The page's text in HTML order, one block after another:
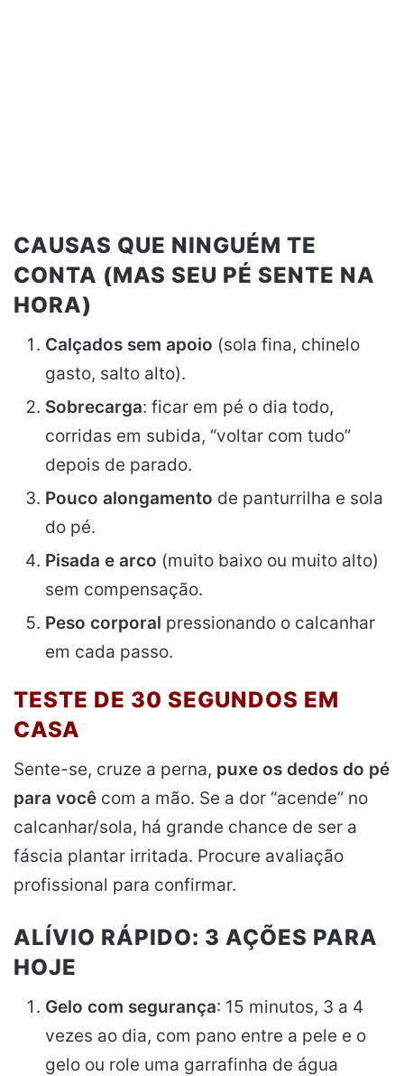
CAUSAS QUE NINGUÉM TE
CONTA (MAS SEU PÉ SENTE NA
HORA)
Calçados sem apoio (sola fina, chinelo
gasto, salto alto).
Sobrecarga: ficar em pé o dia todo,
corridas em subida, “voltar com tudo”
depois de parado.
Pouco alongamento de panturrilha e sola
do pé.
Pisada e arco (muito baixo ou muito alto)
sem compensação.
Peso corporal pressionando o calcanhar
em cada passo.
TESTE DE 30 SEGUNDOS EM
CASA
Sente-se, cruze a perna, puxe os dedos do pé
para você com a mão. Se a dor “acende” no
calcanhar/sola, há grande chance de ser a
fáscia plantar irritada. Procure avaliação
profissional para confirmar.
ALÍVIO RÁPIDO: 3 AÇÕES PARA
HOJE
Gelo com segurança: 15 minutos, 3 a 4
vezes ao dia, com pano entre a pele e o
gelo ou role uma garrafinha de água